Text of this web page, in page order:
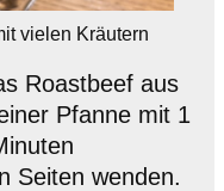
vielen Kräutern
Roastbeef aus
Pfanne mit 1
Seiten wenden.